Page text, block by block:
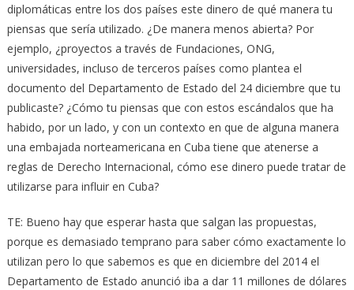
diplomáticas entre los dos países este dinero de qué manera tu
piensas que sería utilizado. ¿De manera menos abierta? Por
ejemplo, ¿proyectos a través de Fundaciones, ONG,
universidades, incluso de terceros países como plantea el
documento del Departamento de Estado del 24 diciembre que tu
publicaste? ¿Cómo tu piensas que con estos escándalos que ha
habido, por un lado, y con un contexto en que de alguna manera
una embajada norteamericana en Cuba tiene que atenerse a
reglas de Derecho Internacional, cómo ese dinero puede tratar de
utilizarse para influir en Cuba?
TE: Bueno hay que esperar hasta que salgan las propuestas,
porque es demasiado temprano para saber cómo exactamente lo
utilizan pero lo que sabemos es que en diciembre del 2014 el
Departamento de Estado anunció iba a dar 11 millones de dólares